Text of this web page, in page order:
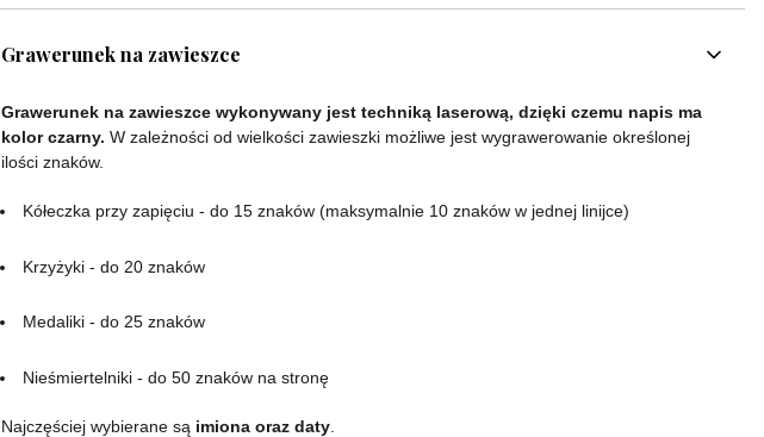
Grawerunek na zawieszce
Grawerunek na zawieszce wykonywany jest techniką laserową, dzięki czemu napis ma
kolor czarny. W zależności od wielkości zawieszki możliwe jest wygrawerowanie określonej
ilości znaków.
Kółeczka przy zapięciu - do 15 znaków (maksymalnie 10 znaków w jednej linijce)
Krzyżyki - do 20 znaków
Medaliki - do 25 znaków
Nieśmiertelniki - do 50 znaków na stronę
Najczęściej wybierane są imiona oraz daty